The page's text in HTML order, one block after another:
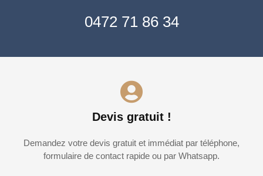
0472 71 86 34
Devis gratuit !
Demandez votre devis gratuit et immédiat par téléphone,
formulaire de contact rapide ou par Whatsapp.